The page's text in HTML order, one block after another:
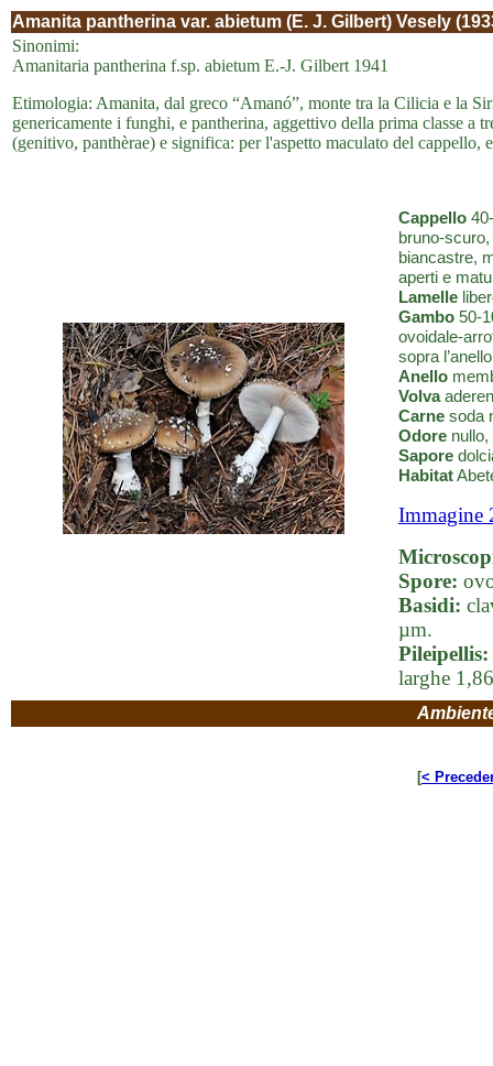
Amanita pantherina var. abietum (E. J. Gilbert) Vesely
Sinonimi:
Amanitaria pantherina f.sp. abietum E.-J. Gilbert 1941
Etimologia: Amanita, dal greco “Amanó”, monte tra la Cilicia e la
genericamente i funghi, e pantherina, aggettivo della prima classe a
(genitivo, panthèrae) e significa: per l'aspetto maculato del
Cappello
bruno-
biancastre,
aperti e
Lamelle
Gambo 50-
ovoidale-
sopra
Anello
Volva
Carne soda
Odore
Sapore
Habitat
Immagine
Spore:
Basidi:
µm.
Pileipellis:
larghe
[<